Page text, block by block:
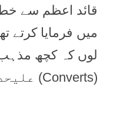
قائد اعظم سے خط
میں فرمایا کرتے
لوں کہ کچھ مذہب
(Converts) علیحدہ قوم بن گئے ہیں